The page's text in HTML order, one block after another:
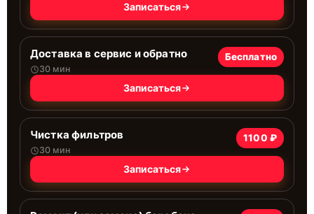
Записаться
Доставка в сервис и обратно
30 мин
Бесплатно
Записаться
Чистка фильтров
30 мин
1100 ₽
Записаться